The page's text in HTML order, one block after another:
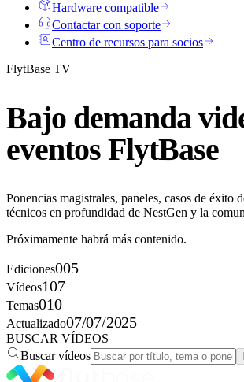
Hardware compatible
Contactar con soporte
Centro de recursos para socios
FlytBase TV
Bajo demanda
eventos FlytBase
Ponencias magistrales, paneles, casos de éxito
técnicos en profundidad de NestGen y la
Próximamente habrá más contenido.
Ediciones005
Vídeos107
Temas010
Actualizado07/07/2025
BUSCAR VÍDEOS
Buscar vídeos